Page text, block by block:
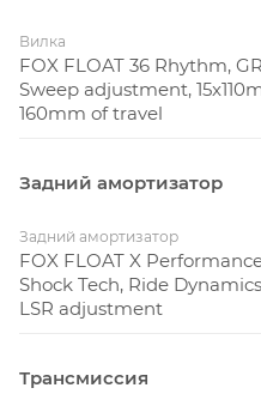
Вилка
FOX FLOAT 36 Rhythm,
Sweep adjustment,
160mm of travel
Задний амортизатор
Задний амортизатор
FOX FLOAT X
Shock Tech, Ride
LSR adjustment
Трансмиссия